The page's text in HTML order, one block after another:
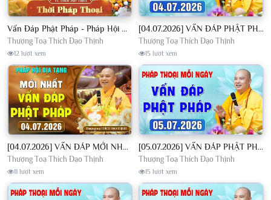
Vấn Đáp Phật Pháp - Pháp Hội Địa Tạng Ngày 01/08/2026│TT. Thích Đạo Thịnh
Thượng Toạ Thích Đạo Thịnh
12 lượt xem
[04.07.2026] VẤN ĐÁP PHẬT PHÁP - Nghe Thầy giảng Pháp mỗi ngày CÔNG ĐỨC VÔ LƯỢNG│TT. Thích Đạo Thịnh
Thượng Toạ Thích Đạo Thịnh
15 lượt xem
[04.07.2026] VẤN ĐÁP MỚI NHẤT - Pháp Hội Địa Tạng Chùa Khai Nguyên | TT. Thích Đạo Thịnh
Thượng Toạ Thích Đạo Thịnh
11 lượt xem
[05.07.2026] VẤN ĐÁP PHẬT PHÁP - Nghe Thầy giảng Pháp mỗi ngày CÔNG ĐỨC VÔ LƯỢNG│TT. Thích Đạo Thịnh
Thượng Toạ Thích Đạo Thịnh
15 lượt xem